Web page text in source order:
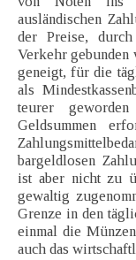
ausländischen
der Preise,
Verkehr gebunden
geneigt, für die
als
teurer
Geldsummen
bargeldlosen
ist aber nicht zu
gewaltig
Grenze in den
einmal die
auch das